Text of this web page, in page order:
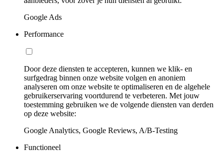
Google Ads
Performance
Door deze diensten te accepteren, kunnen we klik- en
surfgedrag binnen onze website volgen en anoniem
analyseren om onze website te optimaliseren en de algehele
gebruikerservaring voortdurend te verbeteren. Met jouw
toestemming gebruiken we de volgende diensten van derden
op deze website:
Google Analytics, Google Reviews, A/B-Testing
Functioneel